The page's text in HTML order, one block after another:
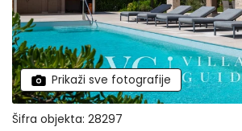
Prikaži sve fotografije
Šifra objekta: 28297